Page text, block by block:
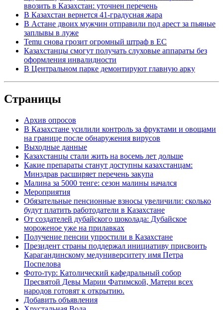
ввозить в Казахстан: уточнен перечень
В Казахстан вернется 41-градусная жара
В Астане двоих мужчин отправили под арест за пьяные
заплывы в луже
Temu снова грозит огромный штраф в ЕС
Казахстанцы смогут получать слуховые аппараты без
оформления инвалидности
В Центральном парке демонтируют главную арку
Страницы
Архив опросов
В Казахстане усилили контроль за фруктами и овощами
на границе после обнаружения вирусов
Выходные данные
Казахстанцы стали жить на восемь лет дольше
Какие препараты станут доступны казахстанцам:
Минздрав расширяет перечень закупа
Малина за 5000 тенге: сезон малины начался
Мероприятия
Обязательные пенсионные взносы увеличили: сколько
будут платить работодатели в Казахстане
От создателей дубайского шоколада: Дубайское
мороженое уже на прилавках
Получение пенсии упростили в Казахстане
Президент страны поддержал инициативу присвоить
Карагандинскому медуниверситету имя Петра
Поспелова
Фото-тур: Католический кафедральный собор
Пресвятой Девы Марии Фатимской, Матери всех
народов готовят к открытию.
Добавить объявления